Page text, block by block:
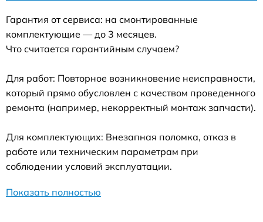
Гарантия от сервиса: на смонтированные
комплектующие — до 3 месяцев.
Что считается гарантийным случаем?
Для работ: Повторное возникновение неисправности,
который прямо обусловлен с качеством проведенного
ремонта (например, некорректный монтаж запчасти).
Для комплектующих: Внезапная поломка, отказ в
работе или техническим параметрам при
соблюдении условий эксплуатации.
Показать полностью